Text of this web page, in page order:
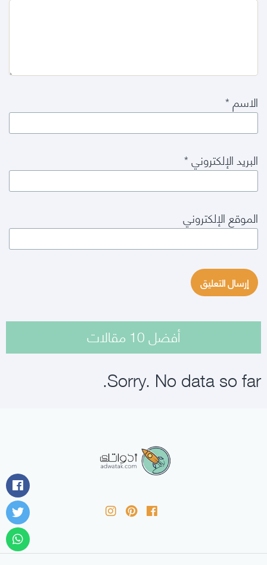
الاسم*
البريد الإلكتروني*
الموقع الإلكتروني
أفضل 10 مقالات
Sorry. No data so far.